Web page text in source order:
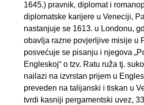
1645.) pravnik, diplomat i
diplomatske karijere u Veneciji,
nastanjuje se 1613. u Londonu,
obavlja razne povjerljive misije u
posvećuje se pisanju i njegova
Engleskoj“ o tzv. Ratu ruža tj.
nailazi na izvrstan prijem u
preveden na talijanski i tiskan u
tvrdi kasniji pergamentski uvez,